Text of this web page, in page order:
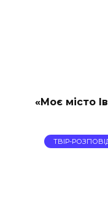
«Моє місто
ТВІР-